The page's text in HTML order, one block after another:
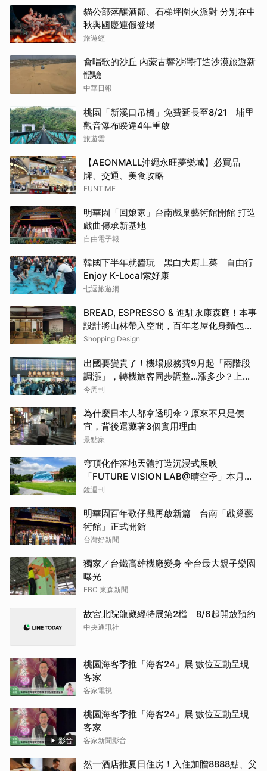
貓公部落釀酒節、石梯坪圍火派對 分別在中
秋與國慶連假登場
旅遊經
會唱歌的沙丘 內蒙古響沙灣打造沙漠旅遊新
體驗
中華日報
桃園「新溪口吊橋」免費延長至8/21 埔里
觀音瀑布睽違4年重啟
旅遊雲
【AEONMALL沖繩永旺夢樂城】必買品
牌、交通、美食攻略
FUNTIME
明華園「回娘家」台南戲巢藝術館開館 打造
戲曲傳承新基地
自由電子報
韓國下半年就醬玩 黑白大廚上菜 自由行
Enjoy K-Local索好康
七逗旅遊網
BREAD, ESPRESSO & 進駐永康森庭！本事
設計將山林帶入空間，百年老屋化身麵包咖
啡廳
Shopping Design
出國要變貴了！機場服務費9月起「兩階段
調漲」，轉機旅客同步調整…漲多少？上路
時間曝光
今周刊
為什麼日本人都拿透明傘？原來不只是便
宜，背後還藏著3個實用理由
景點家
穹頂化作落地天體打造沉浸式展映
「FUTURE VISION LAB@晴空季」本月登
場
鏡週刊
明華園百年歌仔戲再啟新篇 台南「戲巢藝
術館」正式開館
台灣好新聞
獨家／台鐵高雄機廠變身 全台最大親子樂園
曝光
EBC 東森新聞
故宮北院龍藏經特展第2檔 8/6起開放預約
中央通訊社
桃園海客季推「海客24」展 數位互動呈現
客家
客家電視
影音
桃園海客季推「海客24」展 數位互動呈現
客家
客家新聞影音
然一酒店推夏日住房！入住加贈8888點、父